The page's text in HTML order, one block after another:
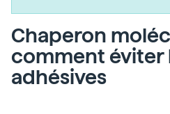
Chaperon
comment éviter
adhésives